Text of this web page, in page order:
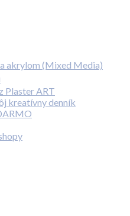
akrylom (Mixed Media)
Plaster ART
kreatívny denník